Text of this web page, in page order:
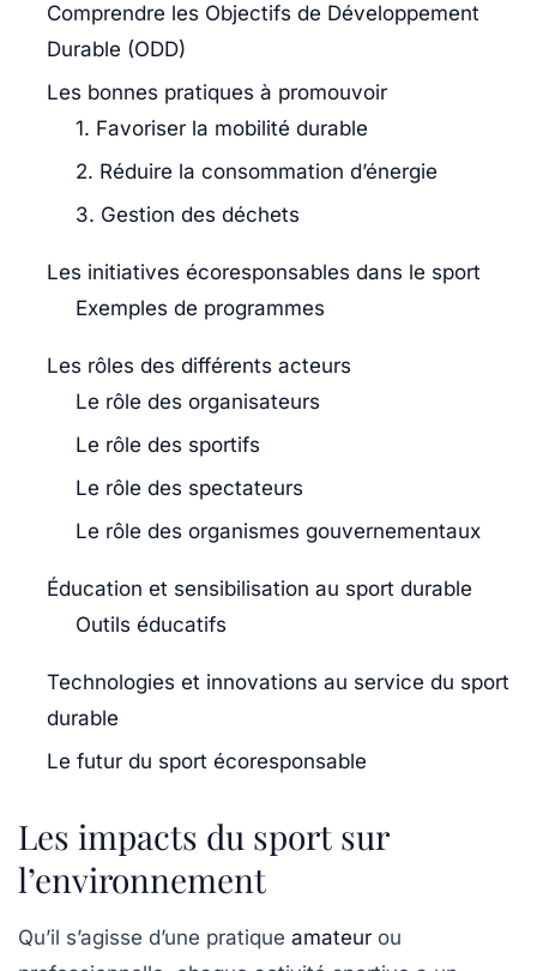
Comprendre les Objectifs de Développement
Durable (ODD)
Les bonnes pratiques à promouvoir
1. Favoriser la mobilité durable
2. Réduire la consommation d’énergie
3. Gestion des déchets
Les initiatives écoresponsables dans le sport
Exemples de programmes
Les rôles des différents acteurs
Le rôle des organisateurs
Le rôle des sportifs
Le rôle des spectateurs
Le rôle des organismes gouvernementaux
Éducation et sensibilisation au sport durable
Outils éducatifs
Technologies et innovations au service du sport
durable
Le futur du sport écoresponsable
Les impacts du sport sur
l’environnement
Qu’il s’agisse d’une pratique amateur ou